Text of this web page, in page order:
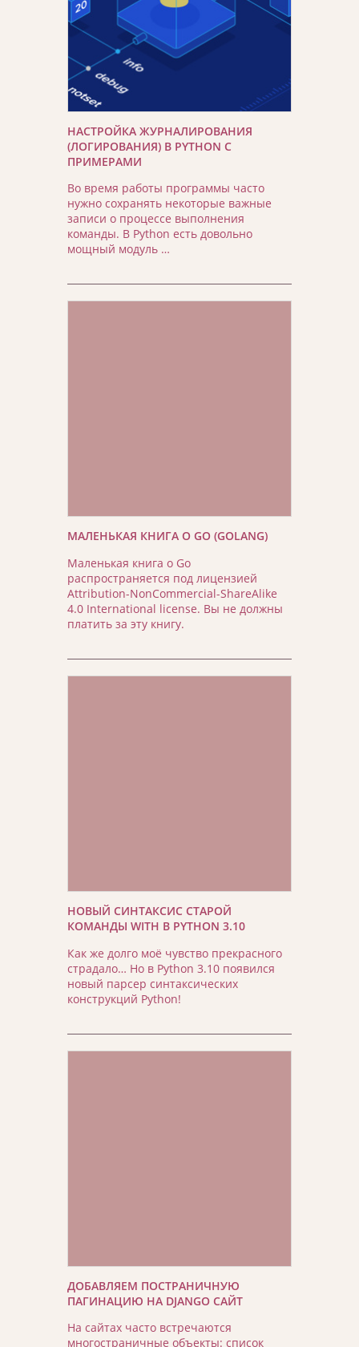
НАСТРОЙКА ЖУРНАЛИРОВАНИЯ
(ЛОГИРОВАНИЯ) В PYTHON С
ПРИМЕРАМИ
Во время работы программы часто
нужно сохранять некоторые важные
записи о процессе выполнения
команды. В Python есть довольно
мощный модуль …
МАЛЕНЬКАЯ КНИГА О GO (GOLANG)
Маленькая книга о Go
распространяется под лицензией
Attribution-NonCommercial-ShareAlike
4.0 International license. Вы не должны
платить за эту книгу.
НОВЫЙ СИНТАКСИС СТАРОЙ
КОМАНДЫ WITH В PYTHON 3.10
Как же долго моё чувство прекрасного
страдало… Но в Python 3.10 появился
новый парсер синтаксических
конструкций Python!
ДОБАВЛЯЕМ ПОСТРАНИЧНУЮ
ПАГИНАЦИЮ НА DJANGO САЙТ
На сайтах часто встречаются
многостраничные объекты: список